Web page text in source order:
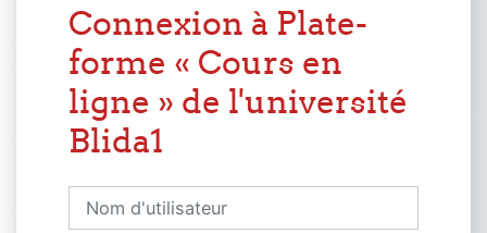
Connexion à Plate-
forme « Cours en
ligne » de l'université
Blida1
Nom d'utilisateur